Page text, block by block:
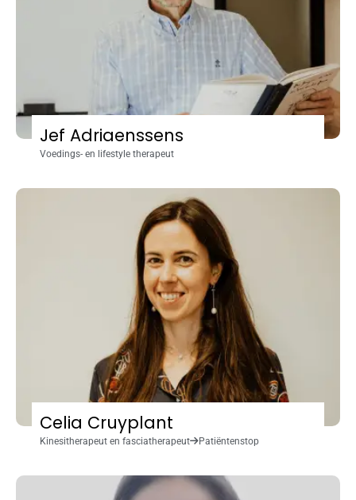
Jef Adriaenssens
Voedings- en lifestyle therapeut
Celia Cruyplant
Kinesitherapeut en fasciatherapeut Patiëntenstop